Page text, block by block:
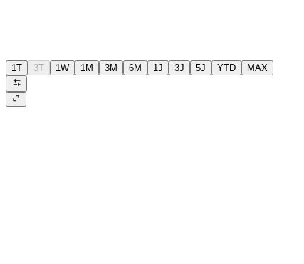
1T 3T 1W 1M 3M 6M 1J 3J 5J YTD MAX